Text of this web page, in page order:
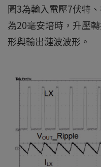
圖3為輸入電壓7伏特
為20毫安培時，升壓
形與輸出漣波波形。